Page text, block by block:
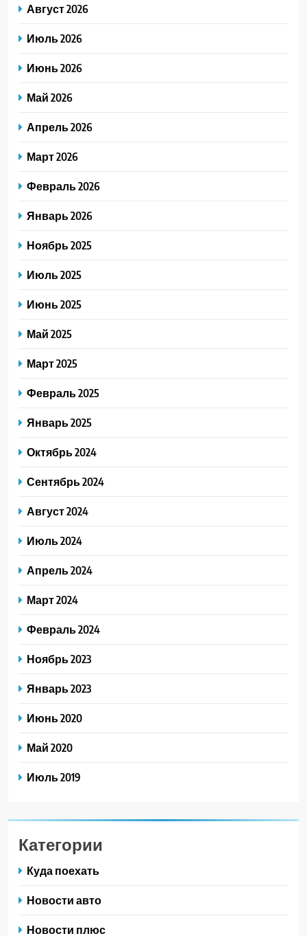
Август 2026
Июль 2026
Июнь 2026
Май 2026
Апрель 2026
Март 2026
Февраль 2026
Январь 2026
Ноябрь 2025
Июль 2025
Июнь 2025
Май 2025
Март 2025
Февраль 2025
Январь 2025
Октябрь 2024
Сентябрь 2024
Август 2024
Июль 2024
Апрель 2024
Март 2024
Февраль 2024
Ноябрь 2023
Январь 2023
Июнь 2020
Май 2020
Июль 2019
Категории
Куда поехать
Новости авто
Новости плюс